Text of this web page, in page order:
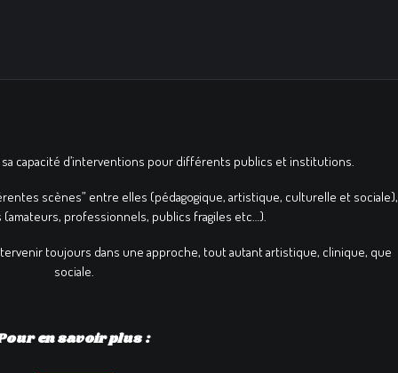
capacité d’interventions pour différents publics et institutions.
scènes” entre elles (pédagogique, artistique, culturelle et sociale),
professionnels, publics fragiles etc…).
toujours dans une approche, tout autant artistique, clinique, que
sociale.
en savoir plus :